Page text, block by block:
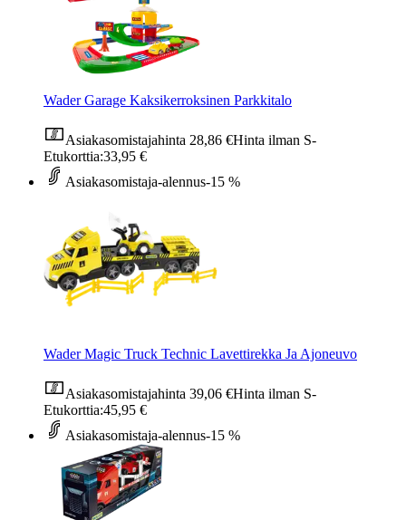
Wader Garage Kaksikerroksinen Parkkitalo
Asiakasomistajahinta 28,86 €Hinta ilman S-
Etukorttia:33,95 €
Asiakasomistaja-alennus-15 %
Wader Magic Truck Technic Lavettirekka Ja Ajoneuvo
Asiakasomistajahinta 39,06 €Hinta ilman S-
Etukorttia:45,95 €
Asiakasomistaja-alennus-15 %